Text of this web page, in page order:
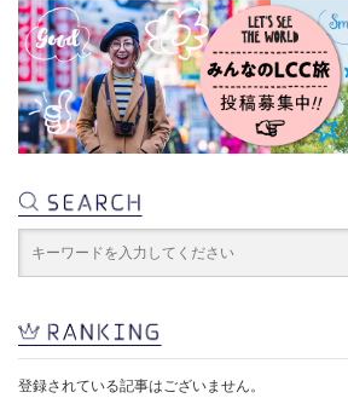
登録されている記事はございません。